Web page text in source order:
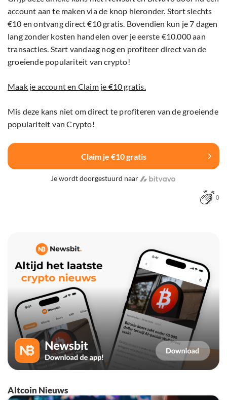
account aan te maken via de knop hieronder. Stort slechts
€10 en ontvang direct €10 gratis. Bovendien kun je 7 dagen
lang zonder kosten handelen over je eerste €10.000 aan
transacties. Start vandaag nog en profiteer direct van de
groeiende populariteit van crypto!
Maak je account en Claim je €10 gratis.
Mis deze kans niet om direct te profiteren van de groeiende
populariteit van Crypto!
Claim je €10 gratis
Je wordt doorgestuurd naar
0
Altcoin Nieuws